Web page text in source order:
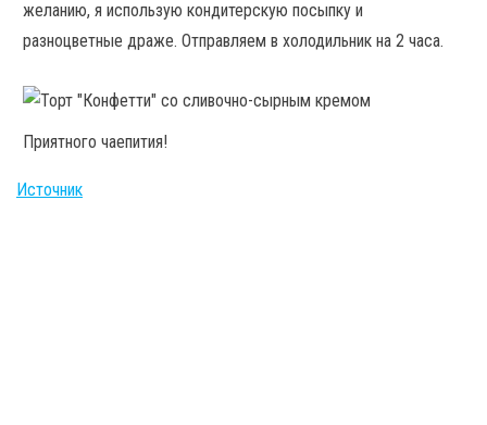
желанию, я использую кондитерскую посыпку и
разноцветные драже. Отправляем в холодильник на 2 часа.
Приятного чаепития!
Источник